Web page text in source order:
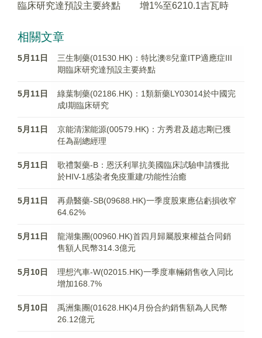
臨床研究達預設主要終點
增1%至6210.1吉瓦時
相關文章
5月11日
三生制藥(01530.HK)：特比澳®兒童ITP適應症III
期臨床研究達預設主要終點
5月11日
綠葉制藥(02186.HK)：1類新藥LY03014於中國完
成I期臨床研究
5月11日
京能清潔能源(00579.HK)：方秀君及趙志剛已獲
任為副總經理
5月11日
歌禮製藥-B：恩沃利單抗美國臨床試驗申請獲批
於HIV-1感染者免疫重建/功能性治癒
5月11日
再鼎醫藥-SB(09688.HK)一季度股東應佔虧損收窄
64.62%
5月11日
龍湖集團(00960.HK)首四月歸屬股東權益合同銷
售額人民幣314.3億元
5月10日
理想汽車-W(02015.HK)一季度車輛銷售收入同比
增加168.7%
5月10日
禹洲集團(01628.HK)4月份合約銷售額為人民幣
26.12億元